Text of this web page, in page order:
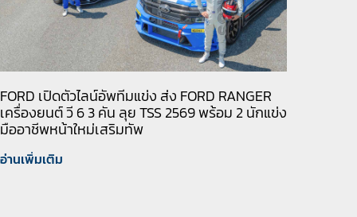
FORD เปิดตัวไลน์อัพทีมแข่ง ส่ง FORD RANGER
เครื่องยนต์ วี 6 3 คัน ลุย TSS 2569 พร้อม 2 นักแข่ง
มืออาชีพหน้าใหม่เสริมทัพ
อ่านเพิ่มเติม